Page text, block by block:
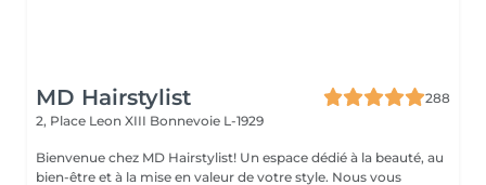
MD Hairstylist
288
2, Place Leon XIII Bonnevoie L-1929
Bienvenue chez MD Hairstylist! Un espace dédié à la beauté, au
bien-être et à la mise en valeur de votre style. Nous vous